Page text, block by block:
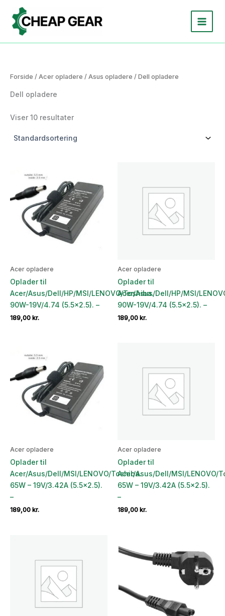
indholdet
Forside / Acer opladere / Asus opladere / Dell opladere
Dell opladere
Viser 10 resultater
Acer opladere
Oplader til
Acer/Asus/Dell/HP/MSI/LENOVO/Toshiba.
90W-19V/4.74 (5.5×2.5). –
189,00 kr.
Acer opladere
Oplader til
Acer/Asus/Dell/HP/MSI/
90W-19V/4.74 (5.5×2.5). –
189,00 kr.
Acer opladere
Oplader til
Acer/Asus/Dell/MSI/LENOVO/Toshiba.
65W – 19V/3.42A (5.5×2.5).
–
189,00 kr.
Acer opladere
Oplader til
Acer/Asus/Dell/MSI/LENOVO/
65W – 19V/3.42A (5.5×2.5).
–
189,00 kr.